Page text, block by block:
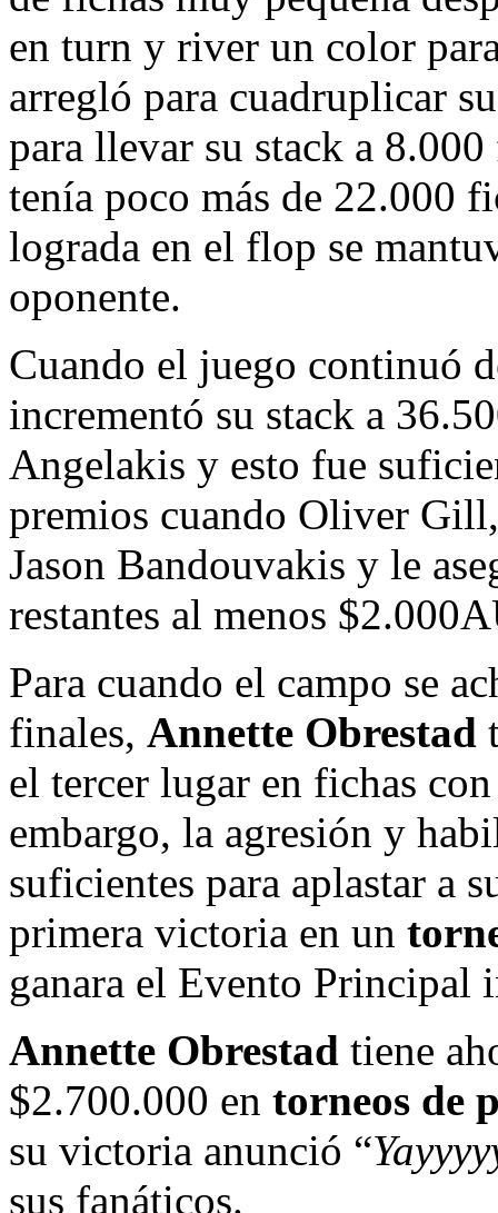
en turn y river un color
arregló para cuadruplicar
para llevar su stack a
tenía poco más de 22.000
lograda en el flop se
oponente.
Cuando el juego continuó
incrementó su stack a
Angelakis y esto fue
premios cuando Oliver
Jason Bandouvakis y le
restantes al menos
Para cuando el campo se
finales, Annette Obrestad
el tercer lugar en fichas
embargo, la agresión y
suficientes para aplastar a
primera victoria en un
ganara el Evento Principal
Annette Obrestad tiene
$2.700.000 en torneos de
su victoria anunció “
sus fanáticos.